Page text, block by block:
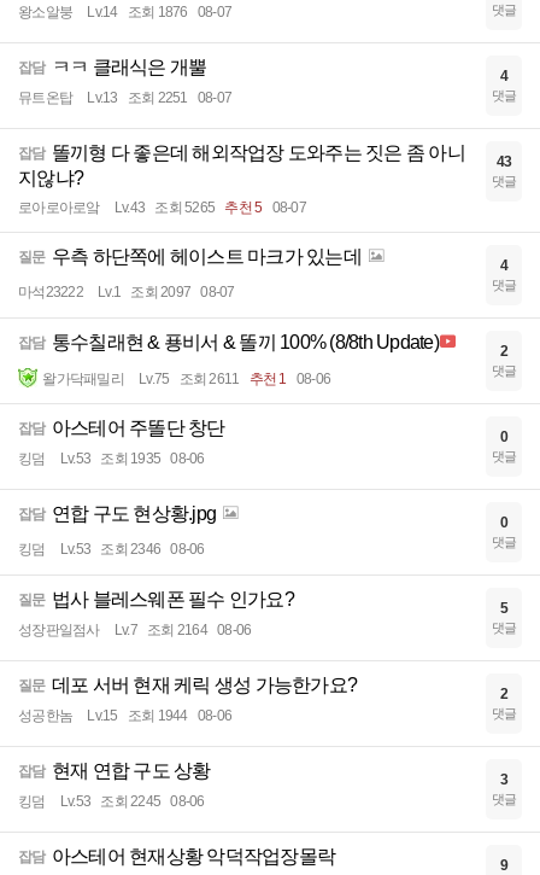
왕소알붕 Lv.14 조회 1876 08-07 댓글
잡담 ㅋㅋ 클래식은 개뿔
뮤트온탑 Lv.13 조회 2251 08-07
4
댓글
잡담 똘끼형 다 좋은데 해외작업장 도와주는 짓은 좀 아니
지않냐?
로아로아로앜 Lv.43 조회 5265 추천 5 08-07
43
댓글
질문 우측 하단쪽에 헤이스트 마크가 있는데
마석23222 Lv.1 조회 2097 08-07
4
댓글
잡담 통수칠래현 & 푱비서 & 똘끼 100% (8/8th Update)
왈가닥패밀리 Lv.75 조회 2611 추천 1 08-06
2
댓글
잡담 아스테어 주똘단 창단
킹덤 Lv.53 조회 1935 08-06
0
댓글
잡담 연합 구도 현상황.jpg
킹덤 Lv.53 조회 2346 08-06
0
댓글
질문 법사 블레스웨폰 필수 인가요?
성장판일점사 Lv.7 조회 2164 08-06
5
댓글
질문 데포 서버 현재 케릭 생성 가능한가요?
성공한놈 Lv.15 조회 1944 08-06
2
댓글
잡담 현재 연합 구도 상황
킹덤 Lv.53 조회 2245 08-06
3
댓글
잡담 아스테어 현재상황 악덕작업장몰락 9